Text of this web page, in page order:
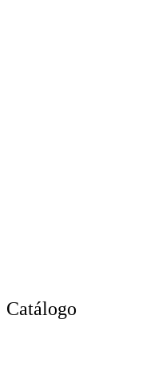
Catálogo